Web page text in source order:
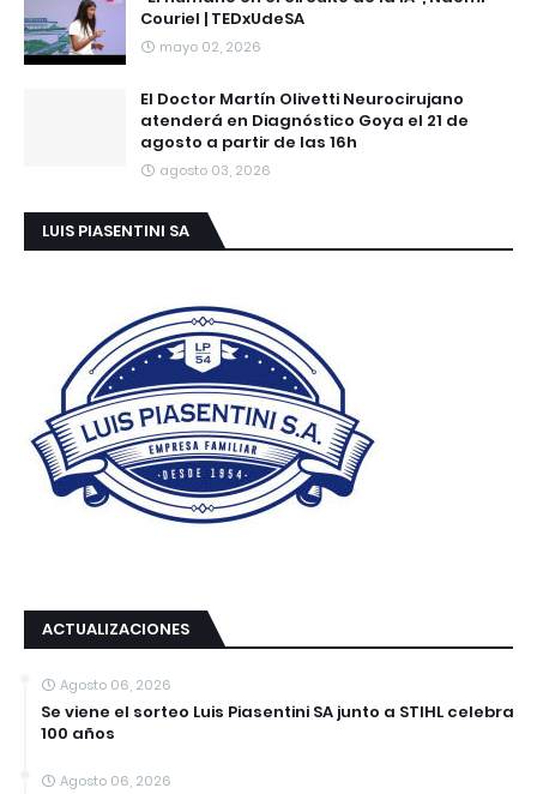
Couriel | TEDxUdeSA
mayo 02, 2026
El Doctor Martín Olivetti Neurocirujano
atenderá en Diagnóstico Goya el 21 de
agosto a partir de las 16h
agosto 03, 2026
LUIS PIASENTINI SA
ACTUALIZACIONES
Agosto 06, 2026
Se viene el sorteo Luis Piasentini SA junto a STIHL celebra
100 años
Agosto 06, 2026